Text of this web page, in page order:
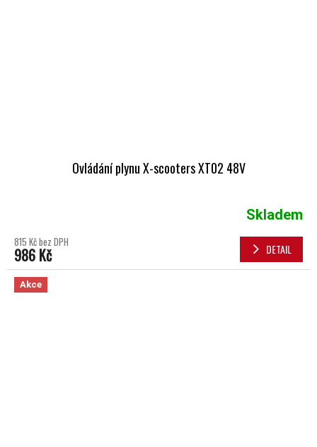
Ovládání plynu X-scooters XT02 48V
Skladem
815 Kč bez DPH
986 Kč DETAIL
Akce